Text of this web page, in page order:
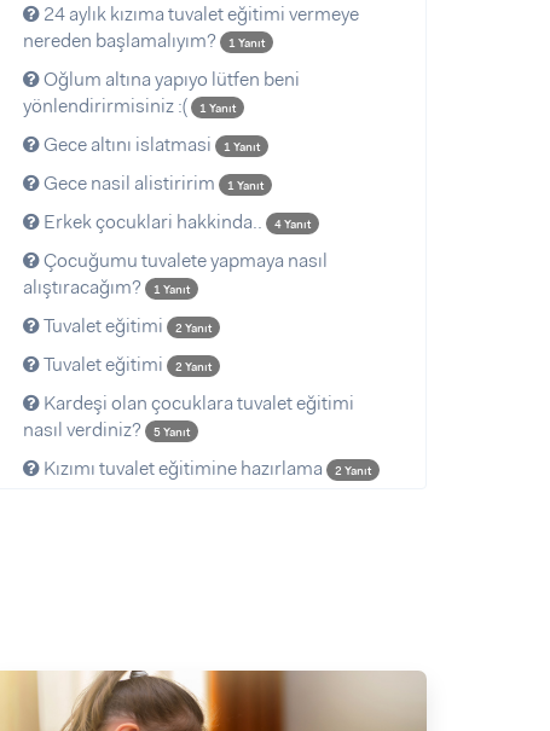
24 aylık kızıma tuvalet eğitimi vermeye
nereden başlamalıyım?
1 Yanıt
Oğlum altına yapıyo lütfen beni
yönlendirirmisiniz :(
1 Yanıt
Gece altını islatmasi 1 Yanıt
Gece nasil alistiririm 1 Yanıt
Erkek çocuklari hakkinda.. 4 Yanıt
Çocuğumu tuvalete yapmaya nasıl
alıştıracağım?
1 Yanıt
Tuvalet eğitimi 2 Yanıt
Tuvalet eğitimi 2 Yanıt
Kardeşi olan çocuklara tuvalet eğitimi
nasıl verdiniz?
5 Yanıt
Kızımı tuvalet eğitimine hazırlama 2 Yanıt